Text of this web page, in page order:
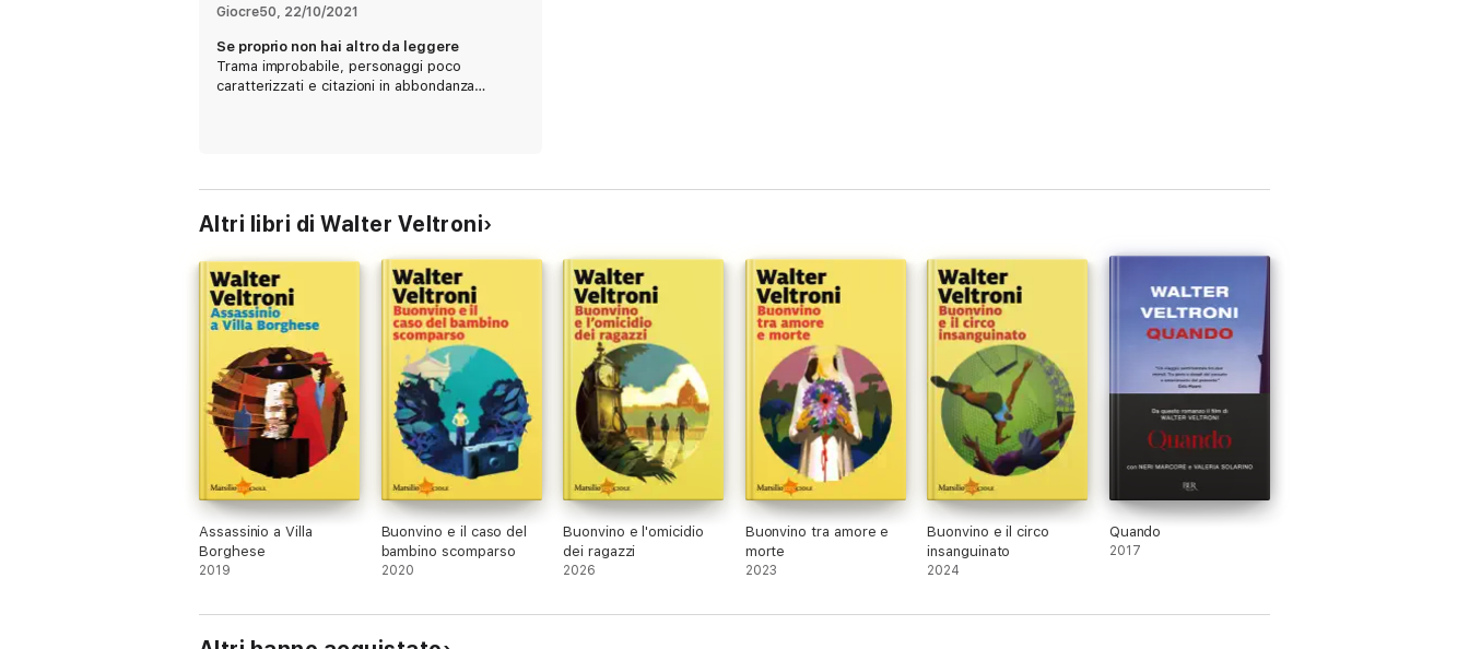
Giocre50, 22/10/2021
Se proprio non hai altro da leggere
Trama improbabile, personaggi poco
caratterizzati e citazioni in abbondanza…
Altri libri di Walter Veltroni
Assassinio a Villa
Borghese
2019
Buonvino e il caso del
bambino scomparso
2020
Buonvino e l'omicidio
dei ragazzi
2026
Buonvino tra amore e
morte
2023
Buonvino e il circo
insanguinato
2024
Quando
2017